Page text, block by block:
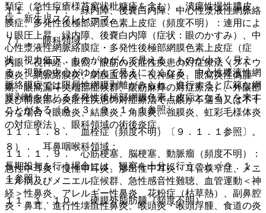
１１．１．７． 緑内障、後嚢白内障、中心性漿液性網脈絡
膜症、多発性後極部網膜色素上皮症（頻度不明）：連用によ
り眼圧上昇、緑内障、後嚢白内障（症状：眼のかすみ）、中
心性漿液性網脈絡膜症・多発性後極部網膜色素上皮症（症
状：視力低下、ものがゆがんで見える、ものが小さく見え
る、視野の中心がゆがんで見えにくくなる、中心性漿液性網
脈絡膜症では限局性網膜剥離がみられ、進行すると広範な網
膜剥離を生じる多発性後極部網膜色素上皮症となる）を来す
ことがある〔８．３、９．１．１参照〕。
１１．１．８． 血栓症（頻度不明）〔９．１．１参照〕。
１１．１．９． 心筋梗塞、脳梗塞、動脈瘤（頻度不明）：
長期投与を行う場合には、観察を十分に行うこと〔９．１．
１参照〕。
１１．１．１０． 硬膜外脂肪腫（頻度不明）。
類症（急性痘瘡様苔癬状粃糠疹を含む）、潰瘍性慢性膿皮
症、新生児スクレレーマ。
７）． 眼科領域：
内眼・視神経・眼窩・眼筋の炎症性疾患の対症療法（ブドウ
膜炎、網脈絡膜炎、網膜血管炎、視神経炎、眼窩炎性偽腫
瘍、眼窩漏斗尖端部症候群、眼筋麻痺の対症療法）、外眼部
及び前眼部の炎症性疾患の対症療法で点眼が不適当又は不十
分な場合（眼瞼炎、結膜炎、角膜炎、強膜炎、虹彩毛様体炎
の対症療法）、眼科領域の術後炎症。
８）． 耳鼻咽喉科領域：
急性中耳炎・慢性中耳炎、滲出性中耳炎・耳管狭窄症、メニ
エル病及びメニエル症候群、急性感音性難聴、血管運動＜神
経＞性鼻炎、アレルギー性鼻炎、花粉症（枯草熱）、副鼻腔
炎・鼻茸、進行性壊疽性鼻炎、喉頭炎・喉頭浮腫、食道の炎